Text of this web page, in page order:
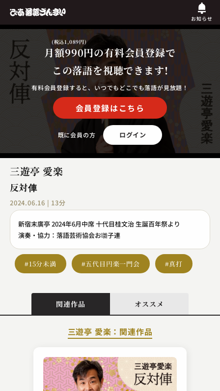
お知らせ
月額990円
(税込1,089円)
の有料会員登録で
この落語を視聴できます!
有料会員登録すると、いつでもどこでも落語が見放題！
会員登録はこちら
既に会員の方 ログイン
三遊亭 愛楽
反対俥
2024.06.16 | 13分
新宿末廣亭 2024年6月中席 十代目桂文治 生誕百年祭より
演奏・協力：落語芸術協会お囃子連
#15分未満 #五代目円楽一門会 #真打
関連作品 オススメ
三遊亭 愛楽：関連作品